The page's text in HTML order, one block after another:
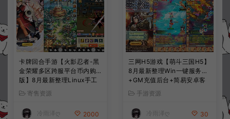
卡牌回合手游【火影忍者-黑
金荣耀多区跨服平台币内购
版】8月最新整理Linux手工
服务端+CDK授权后台+安卓
+详细搭建教程+视频教程
寄售资源
冷雨泽ღ 2000
三网H5游戏【萌斗三国H5】
8月最新整理Win一键服务端
+GM充值后台+简易安卓客
户端+详细搭建教程+视频教
手游资源
冷雨泽ღ 30